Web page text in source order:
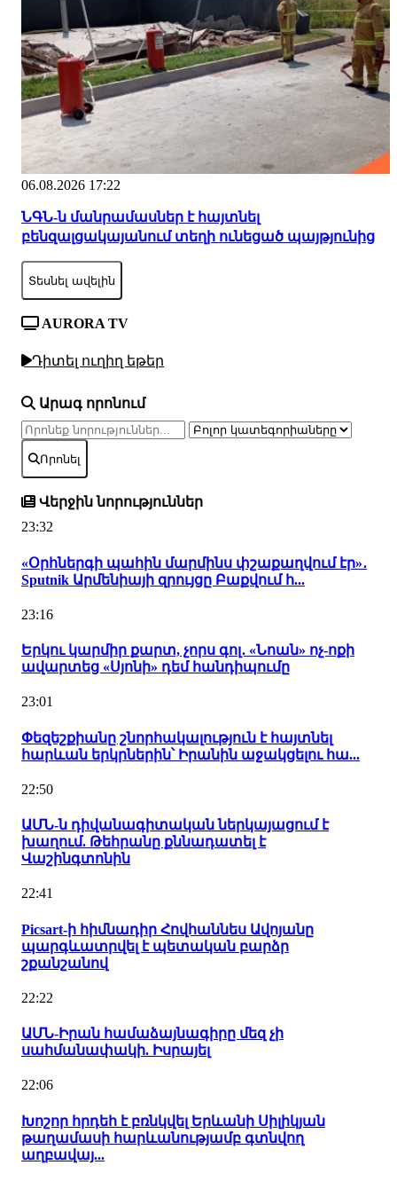
06.08.2026 17:22
ՆԳՆ-ն մանրամասներ է հայտնել
բենզալցակայանում տեղի ունեցած պայթյունից
Տեսնել ավելին
AURORA TV
Դիտել ուղիղ եթեր
Արագ որոնում
Որոնել
Վերջին նորություններ
23:32
«Օրհներգի պահին մարմինս փշաքաղվում էր»․
Sputnik Արմենիայի զրույցը Բաքվում հ...
23:16
Երկու կարմիր քարտ, չորս գոլ․ «Նոան» ոչ-ոքի
ավարտեց «Սյոնի» դեմ հանդիպումը
23:01
Փեզեշքիանը շնորհակալություն է հայտնել
հարևան երկրներին՝ Իրանին աջակցելու հա...
22:50
ԱՄՆ-ն դիվանագիտական ներկայացում է
խաղում. Թեհրանը քննադատել է
Վաշինգտոնին
22:41
Picsart-ի հիմնադիր Հովհաննես Ավոյանը
պարգևատրվել է պետական բարձր
շքանշանով
22:22
ԱՄՆ-Իրան համաձայնագիրը մեզ չի
սահմանափակի. Իսրայել
22:06
Խոշոր հրդեհ է բռնկվել Երևանի Սիլիկյան
թաղամասի հարևանությամբ գտնվող
աղբավայ...